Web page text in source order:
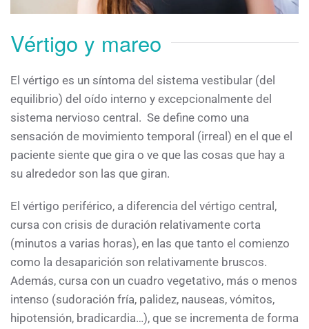
Vértigo y mareo
El vértigo es un síntoma del sistema vestibular (del
equilibrio) del oído interno y excepcionalmente del
sistema nervioso central. Se define como una
sensación de movimiento temporal (irreal) en el que el
paciente siente que gira o ve que las cosas que hay a
su alrededor son las que giran.
El vértigo periférico, a diferencia del vértigo central,
cursa con crisis de duración relativamente corta
(minutos a varias horas), en las que tanto el comienzo
como la desaparición son relativamente bruscos.
Además, cursa con un cuadro vegetativo, más o menos
intenso (sudoración fría, palidez, nauseas, vómitos,
hipotensión, bradicardia…), que se incrementa de forma